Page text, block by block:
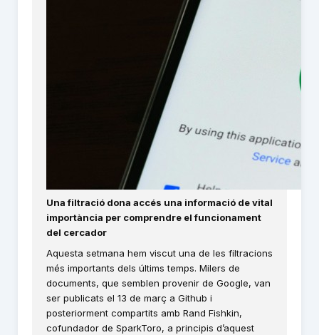
Una filtració dona accés una informació de vital
importància per comprendre el funcionament
del cercador
Aquesta setmana hem viscut una de les filtracions
més importants dels últims temps. Milers de
documents, que semblen provenir de Google, van
ser publicats el 13 de març a Github i
posteriorment compartits amb Rand Fishkin,
cofundador de SparkToro, a principis d’aquest